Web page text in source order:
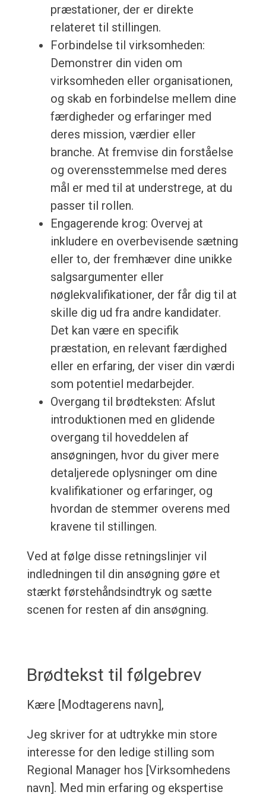
præstationer, der er direkte
relateret til stillingen.
Forbindelse til virksomheden:
Demonstrer din viden om
virksomheden eller organisationen,
og skab en forbindelse mellem dine
færdigheder og erfaringer med
deres mission, værdier eller
branche. At fremvise din forståelse
og overensstemmelse med deres
mål er med til at understrege, at du
passer til rollen.
Engagerende krog: Overvej at
inkludere en overbevisende sætning
eller to, der fremhæver dine unikke
salgsargumenter eller
nøglekvalifikationer, der får dig til at
skille dig ud fra andre kandidater.
Det kan være en specifik
præstation, en relevant færdighed
eller en erfaring, der viser din værdi
som potentiel medarbejder.
Overgang til brødteksten: Afslut
introduktionen med en glidende
overgang til hoveddelen af
ansøgningen, hvor du giver mere
detaljerede oplysninger om dine
kvalifikationer og erfaringer, og
hvordan de stemmer overens med
kravene til stillingen.
Ved at følge disse retningslinjer vil
indledningen til din ansøgning gøre et
stærkt førstehåndsindtryk og sætte
scenen for resten af din ansøgning.
Brødtekst til følgebrev
Kære [Modtagerens navn],
Jeg skriver for at udtrykke min store
interesse for den ledige stilling som
Regional Manager hos [Virksomhedens
navn]. Med min erfaring og ekspertise